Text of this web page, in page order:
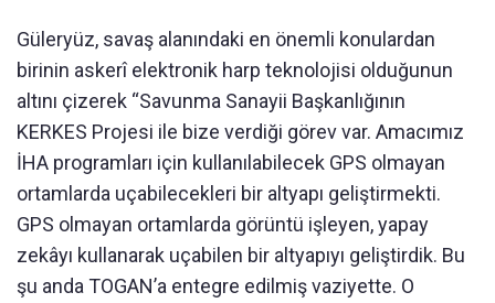
Güleryüz, savaş alanındaki en önemli konulardan
birinin askerî elektronik harp teknolojisi olduğunun
altını çizerek “Savunma Sanayii Başkanlığının
KERKES Projesi ile bize verdiği görev var. Amacımız
İHA programları için kullanılabilecek GPS olmayan
ortamlarda uçabilecekleri bir altyapı geliştirmekti.
GPS olmayan ortamlarda görüntü işleyen, yapay
zekâyı kullanarak uçabilen bir altyapıyı geliştirdik. Bu
şu anda TOGAN’a entegre edilmiş vaziyette. O